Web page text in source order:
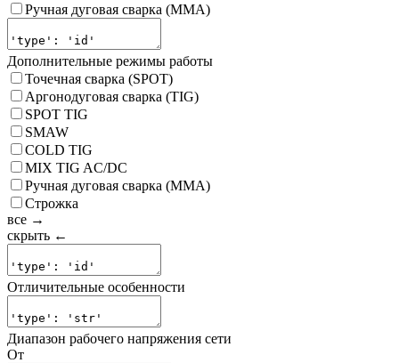
Ручная дуговая сварка (MMA)
Дополнительные режимы работы
Точечная сварка (SPOT)
Аргонодуговая сварка (TIG)
SPOT TIG
SMAW
COLD TIG
MIX TIG AC/DC
Ручная дуговая сварка (MMA)
Строжка
все →
скрыть ←
Отличительные особенности
Диапазон рабочего напряжения сети
От